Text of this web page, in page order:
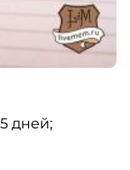
дней;